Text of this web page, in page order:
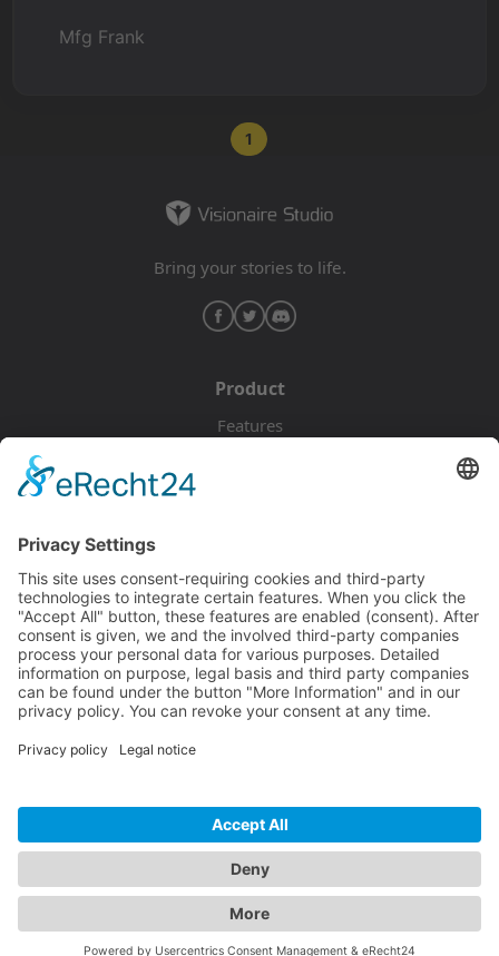
Mfg Frank
1
Bring your stories to life.
Product
Features
Documentation
Tutorials
Blog
Community
Discord
© 2026 Visionaire Studio. All rights reserved.
Imprint · Privacy Policy · Terms